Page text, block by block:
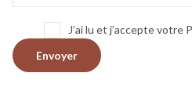
J’ai lu et j’accepte